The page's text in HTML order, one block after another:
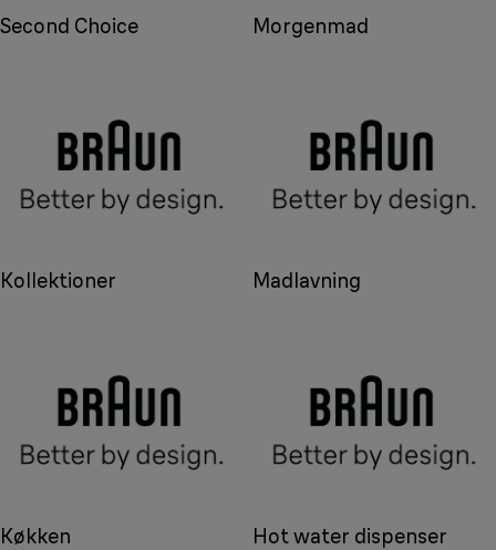
Second Choice Morgenmad
Kollektioner Madlavning
Køkken Hot water dispenser